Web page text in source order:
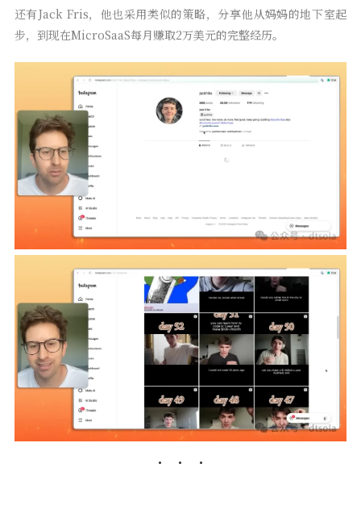
还有Jack Fris，他也采用类似的策略，分享他从妈妈的地下室起
步，到现在MicroSaaS每月赚取2万美元的完整经历。